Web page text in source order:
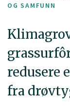
OG SAMFUNN
redusere
fra